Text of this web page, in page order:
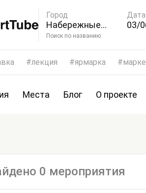
Город
Набережные
Челны
Дата
03/
Поиск по названию
лекция ярмарка
Места Блог О проекте
0 мероприятия